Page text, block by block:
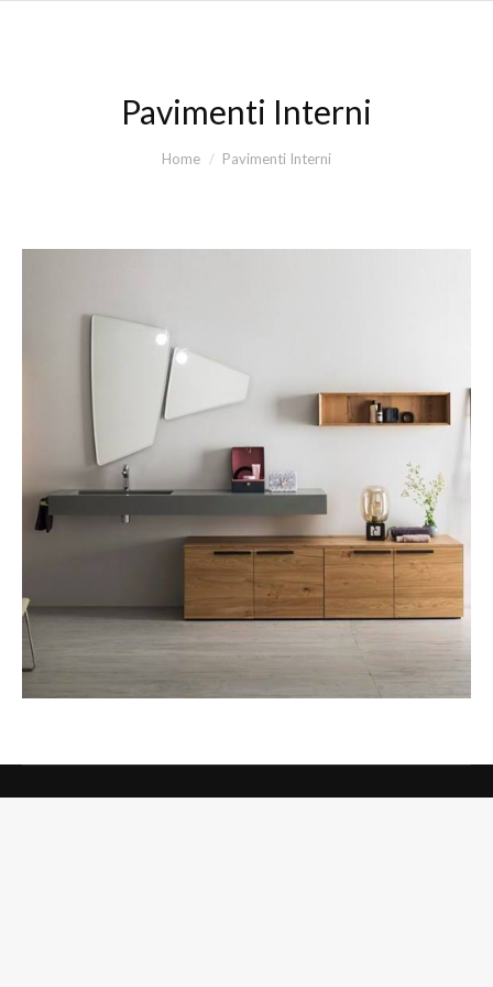
Pavimenti Interni
Home Pavimenti Interni